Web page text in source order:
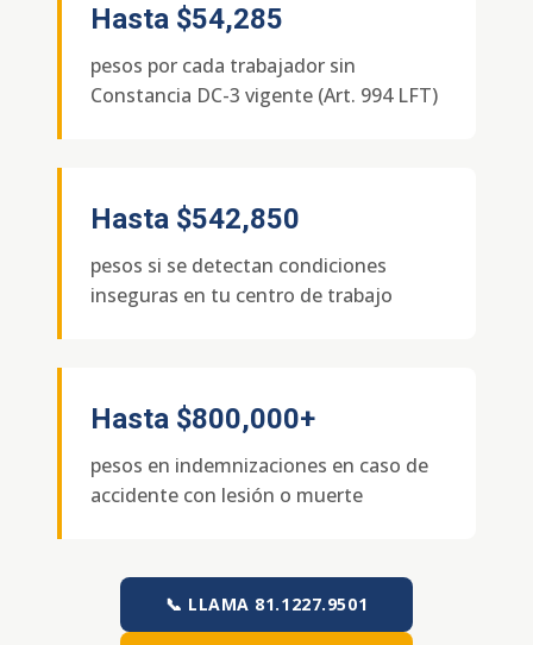
Hasta $54,285
pesos por cada trabajador sin
Constancia DC-3 vigente (Art. 994 LFT)
Hasta $542,850
pesos si se detectan condiciones
inseguras en tu centro de trabajo
Hasta $800,000+
pesos en indemnizaciones en caso de
accidente con lesión o muerte
📞 LLAMA 81.1227.9501